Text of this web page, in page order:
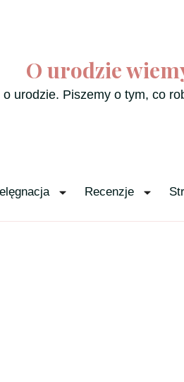
O urodzie
urodzie. Piszemy o tym, co
Recenzje